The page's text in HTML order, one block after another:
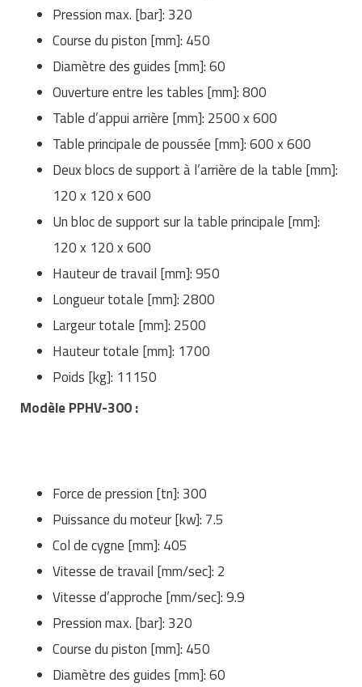
Pression max. [bar]: 320
Course du piston [mm]: 450
Diamètre des guides [mm]: 60
Ouverture entre les tables [mm]: 800
Table d’appui arrière [mm]: 2500 x 600
Table principale de poussée [mm]: 600 x 600
Deux blocs de support à l’arrière de la table [mm]:
120 x 120 x 600
Un bloc de support sur la table principale [mm]:
120 x 120 x 600
Hauteur de travail [mm]: 950
Longueur totale [mm]: 2800
Largeur totale [mm]: 2500
Hauteur totale [mm]: 1700
Poids [kg]: 11150
Modèle PPHV-300 :
Force de pression [tn]: 300
Puissance du moteur [kw]: 7.5
Col de cygne [mm]: 405
Vitesse de travail [mm/sec]: 2
Vitesse d’approche [mm/sec]: 9.9
Pression max. [bar]: 320
Course du piston [mm]: 450
Diamètre des guides [mm]: 60